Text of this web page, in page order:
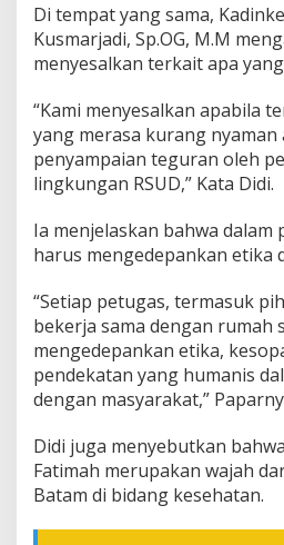
A
k
a
n
e
l
a
k
u
a
n
v
l
u
a
s
Di tempat yang sama,
Kusmarjadi, Sp.OG, M.M
menyesalkan terkait apa
“Kami menyesalkan apabila
yang merasa kurang nyaman
penyampaian teguran oleh
lingkungan RSUD,” Kata Didi.
Ia menjelaskan bahwa dalam
harus mengedepankan etika
“Setiap petugas, termasuk
bekerja sama dengan rumah
mengedepankan etika,
pendekatan yang humanis
dengan masyarakat,”
Didi juga menyebutkan
Fatimah merupakan wajah
Batam di bidang kesehatan.